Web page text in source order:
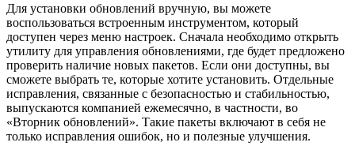
Для установки обновлений вручную, вы можете
воспользоваться встроенным инструментом, который
доступен через меню настроек. Сначала необходимо открыть
утилиту для управления обновлениями, где будет предложено
проверить наличие новых пакетов. Если они доступны, вы
сможете выбрать те, которые хотите установить. Отдельные
исправления, связанные с безопасностью и стабильностью,
выпускаются компанией ежемесячно, в частности, во
«Вторник обновлений». Такие пакеты включают в себя не
только исправления ошибок, но и полезные улучшения.